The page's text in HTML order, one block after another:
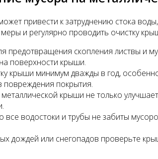
привести к затруднению стока
и регулярно проводить очистку
предотвращения скопления листвы и
поверхности крыши.
крыши минимум дважды в год,
повреждения покрытия.
металлической крыши не только
все водостоки и трубы не забиты
дождей или снегопадов проверьте